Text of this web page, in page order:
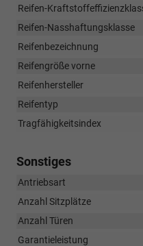
Reifen-
Reifen-Nasshaftungsklasse
Reifenbezeichnung
Reifengröße vorne
Reifenhersteller
Reifentyp
Tragfähigkeitsindex
Sonstiges
Antriebsart
Anzahl Sitzplätze
Anzahl Türen
Garantieleistung